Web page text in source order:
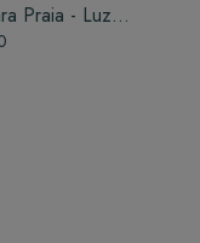
Praia - Luz